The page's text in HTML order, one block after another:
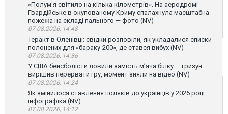
«Полум'я світило на кілька кілометрів». На аеродромі
Гвардійське в окупованому Криму спалахнула масштабна
пожежа на складі пального — фото (NV)
07.08.2026, 14:48
Теракт в Оленівці: свідки розповіли, як укладалися списки
полонених для «бараку-200», де стався вибух (NV)
07.08.2026, 14:36
У США бейсболісти ловили замість м’яча білку — гризун
вирішив перервати гру, момент зняли на відео (NV)
07.08.2026, 14:24
Як змінилося ставлення поляків до українців у 2026 році —
інфографіка (NV)
07.08.2026, 14:12